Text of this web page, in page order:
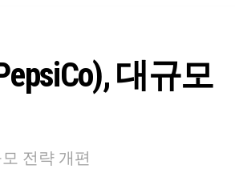
대규모
전략 개편